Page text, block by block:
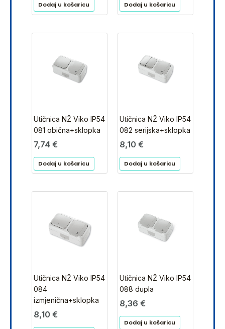
Dodaj u košaricu Dodaj u košaricu
Utičnica NŽ Viko IP54
081 obična+sklopka
7,74 €
Dodaj u košaricu
Utičnica NŽ Viko IP54
082 serijska+sklopka
8,10 €
Dodaj u košaricu
Utičnica NŽ Viko IP54
084
izmjenična+sklopka
8,10 €
Utičnica NŽ Viko IP54
088 dupla
8,36 €
Dodaj u košaricu